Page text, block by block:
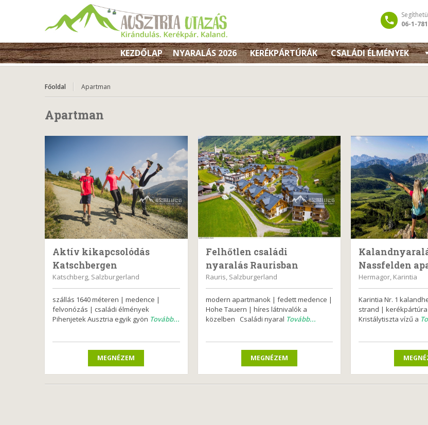
06-1-
KEZDŐLAP NYARALÁS 2026 KERÉKPÁRTÚRÁK CSALÁDI ÉLMÉNYEK
Főoldal Apartman
Apartman
Aktív kikapcsolódás
Katschbergen
Katschberg, Salzburgerland
szállás 1640 méteren | medence |
felvonózás | családi élmények
Pihenjetek Ausztria egyik gyön Tovább...
MEGNÉZEM
Felhőtlen családi
nyaralás Raurisban
Rauris, Salzburgerland
modern apartmanok | fedett medence |
Hohe Tauern | híres látnivalók a
közelben Családi nyaral Tovább...
MEGNÉZEM
Nassfelden
Hermagor, Karintia
Karintia Nr. 1
strand |
Kristálytiszta vízű a